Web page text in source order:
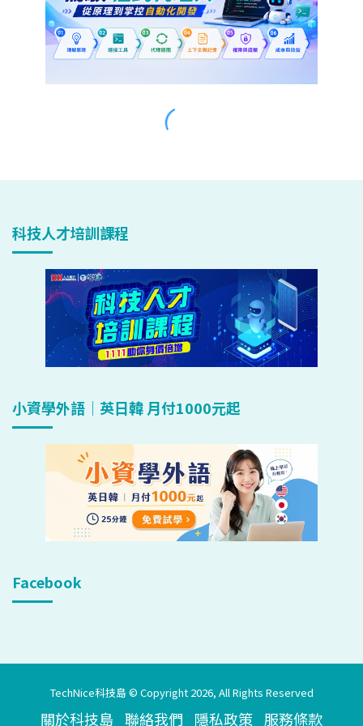
科技人才培訓課程
小資學外語｜英日韓 月付1000元起
Facebook
TechNice科技島 © Copyright 2026, All Rights Reserved
關於科技島 聯絡我們 隱私政策 服務條款